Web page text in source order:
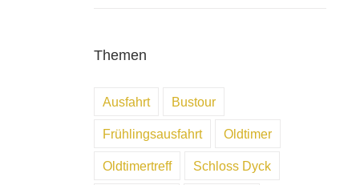
Themen
Ausfahrt Bustour
Frühlingsausfahrt Oldtimer
Oldtimertreff Schloss Dyck